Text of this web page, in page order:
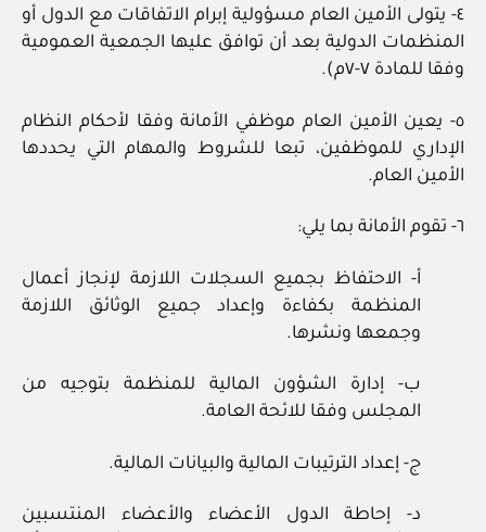
٤- يتولى الأمين العام مسؤولية إبرام الاتفاقات مع الدول أو
المنظمات الدولية بعد أن توافق عليها الجمعية العمومية
وفقا للمادة ٧-٧م).
٥- يعين الأمين العام موظفي الأمانة وفقا لأحكام النظام
الإداري للموظفين، تبعا للشروط والمهام التي يحددها
الأمين العام.
٦- تقوم الأمانة بما يلي:
أ- الاحتفاظ بجميع السجلات اللازمة لإنجاز أعمال
المنظمة بكفاءة وإعداد جميع الوثائق اللازمة
وجمعها ونشرها.
ب- إدارة الشؤون المالية للمنظمة بتوجيه من
المجلس وفقا للائحة العامة.
ج- إعداد الترتيبات المالية والبيانات المالية.
د- إحاطة الدول الأعضاء والأعضاء المنتسبين